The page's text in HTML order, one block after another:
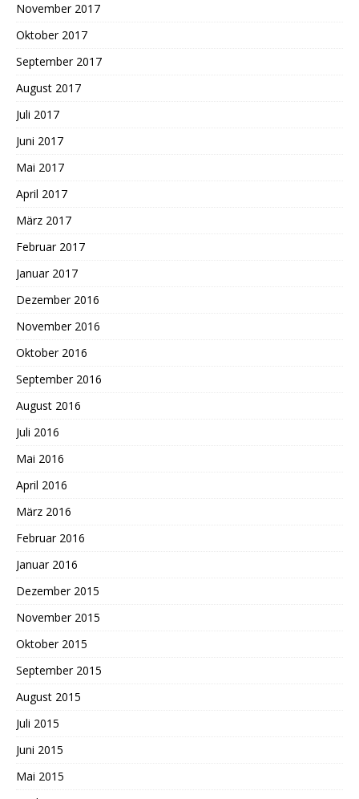
November 2017
Oktober 2017
September 2017
August 2017
Juli 2017
Juni 2017
Mai 2017
April 2017
März 2017
Februar 2017
Januar 2017
Dezember 2016
November 2016
Oktober 2016
September 2016
August 2016
Juli 2016
Mai 2016
April 2016
März 2016
Februar 2016
Januar 2016
Dezember 2015
November 2015
Oktober 2015
September 2015
August 2015
Juli 2015
Juni 2015
Mai 2015